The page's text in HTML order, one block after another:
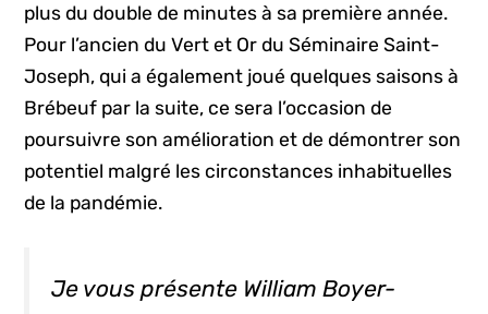
plus du double de minutes à sa première année.
Pour l’ancien du Vert et Or du Séminaire Saint-
Joseph, qui a également joué quelques saisons à
Brébeuf par la suite, ce sera l’occasion de
poursuivre son amélioration et de démontrer son
potentiel malgré les circonstances inhabituelles
de la pandémie.
Je vous présente William Boyer-